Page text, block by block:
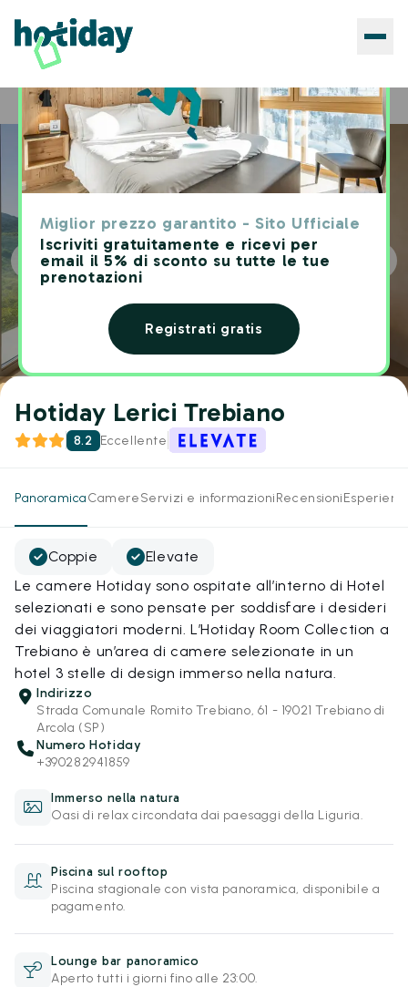
Miglior prezzo garantito - Sito Ufficiale
Iscriviti gratuitamente e ricevi per
email il 5% di sconto su tutte le tue
prenotazioni
Registrati gratis
Home Hotels Hotiday Lerici Trebiano
Hotiday Lerici Trebiano
8.2 Eccellente
PanoramicaCamereServizi e informazioniRecensioni
Coppie
Elevate
Le camere Hotiday sono ospitate all’interno di Hotel
selezionati e sono pensate per soddisfare i desideri
dei viaggiatori moderni. L’Hotiday Room Collection a
Trebiano è un’area di camere selezionate in un
hotel 3 stelle di design immerso nella natura.
Indirizzo
Strada Comunale Romito Trebiano, 61 - 19021 Trebiano di
Arcola (SP)
Numero Hotiday
+390282941859
Immerso nella natura
Oasi di relax circondata dai paesaggi della Liguria.
Piscina sul rooftop
Piscina stagionale con vista panoramica, disponibile a
pagamento.
Lounge bar panoramico
Aperto tutti i giorni fino alle 23:00.